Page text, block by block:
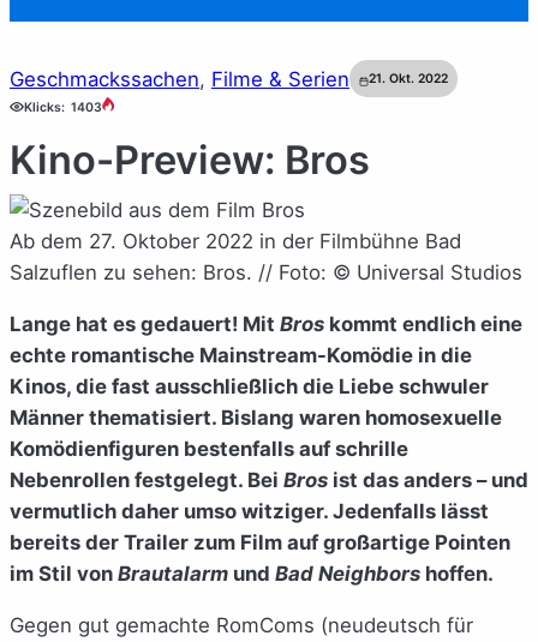
Geschmackssachen, Filme & Serien
21. Okt. 2022
Klicks: 1403
Kino-Preview: Bros
Ab dem 27. Oktober 2022 in der Filmbühne Bad
Salzuflen zu sehen: Bros. // Foto: © Universal Studios
Lange hat es gedauert! Mit Bros kommt endlich eine
echte romantische Mainstream-Komödie in die
Kinos, die fast ausschließlich die Liebe schwuler
Männer thematisiert. Bislang waren homosexuelle
Komödienfiguren bestenfalls auf schrille
Nebenrollen festgelegt. Bei Bros ist das anders – und
vermutlich daher umso witziger. Jedenfalls lässt
bereits der Trailer zum Film auf großartige Pointen
im Stil von Brautalarm und Bad Neighbors hoffen.
Gegen gut gemachte RomComs (neudeutsch für